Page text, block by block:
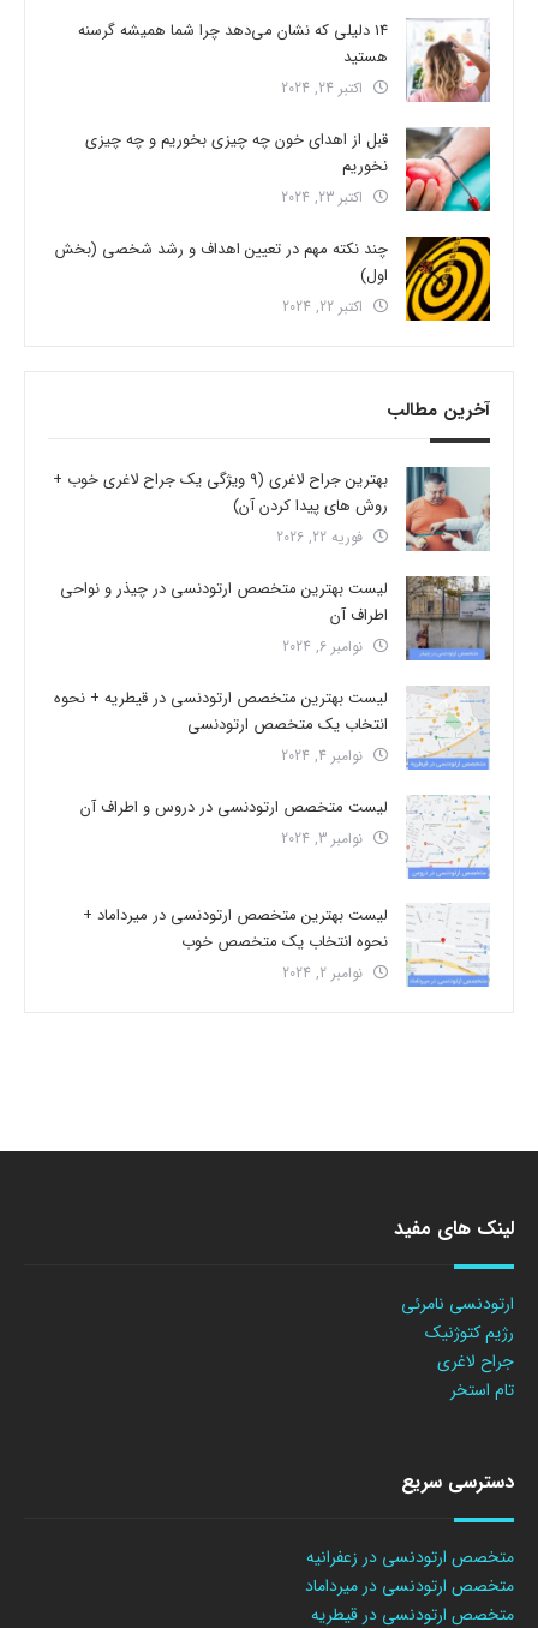
14 دلیلی که نشان می‌دهد چرا شما همیشه گرسنه
هستید
اکتبر 24, 2024
قبل از اهدای خون چه چیزی بخوریم و چه چیزی
نخوریم
اکتبر 23, 2024
چند نکته مهم در تعیین اهداف و رشد شخصی (بخش
اول)
اکتبر 22, 2024
آخرین مطالب
بهترین جراح لاغری (9 ویژگی یک جراح لاغری خوب +
روش های پیدا کردن آن)
فوریه 22, 2026
لیست بهترین متخصص ارتودنسی در چیذر و نواحی
اطراف آن
نوامبر 6, 2024
لیست بهترین متخصص ارتودنسی در قیطریه + نحوه
انتخاب یک متخصص ارتودنسی
نوامبر 4, 2024
لیست متخصص ارتودنسی در دروس و اطراف آن
نوامبر 3, 2024
لیست بهترین متخصص ارتودنسی در میرداماد +
نحوه انتخاب یک متخصص خوب
نوامبر 2, 2024
لینک های مفید
ارتودنسی نامرئی
رژیم کتوژنیک
جراح لاغری
تام استخر
دسترسی سریع
متخصص ارتودنسی در زعفرانیه
متخصص ارتودنسی در میرداماد
متخصص ارتودنسی در قیطریه